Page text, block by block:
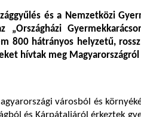
és a Nemzetközi
„Országházi
800 hátrányos helyzetű,
hívtak meg
városból és
és Kárpátaljáról érkeztek